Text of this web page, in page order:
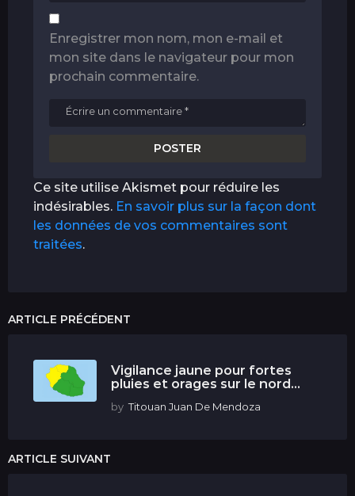
Enregistrer mon nom, mon e-mail et
mon site dans le navigateur pour mon
prochain commentaire.
Ce site utilise Akismet pour réduire les
indésirables. En savoir plus sur la façon dont
les données de vos commentaires sont
traitées.
ARTICLE PRÉCÉDENT
Vigilance jaune pour fortes
pluies et orages sur le nord...
by Titouan Juan De Mendoza
ARTICLE SUIVANT